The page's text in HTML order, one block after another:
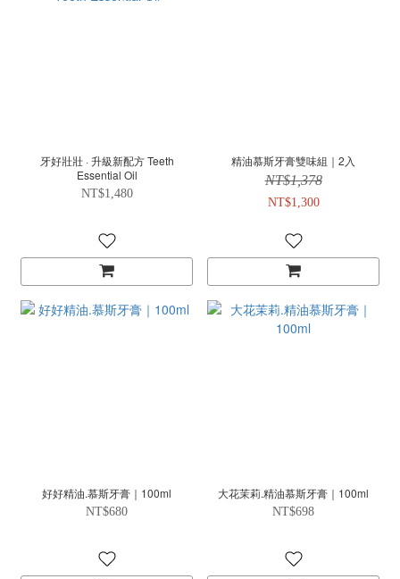
牙好壯壯 · 升級新配方 Teeth
Essential Oil
NT$1,480
精油慕斯牙膏雙味組｜2入
NT$1,378
NT$1,300
好好精油.慕斯牙膏｜100ml
NT$680
大花茉莉.精油慕斯牙膏｜100ml
NT$698